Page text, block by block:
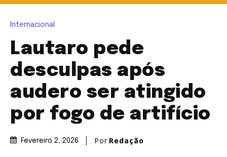
Internacional
Lautaro pede
desculpas após
audero ser atingido
por fogo de artifício
Fevereiro 2, 2026 Por Redação